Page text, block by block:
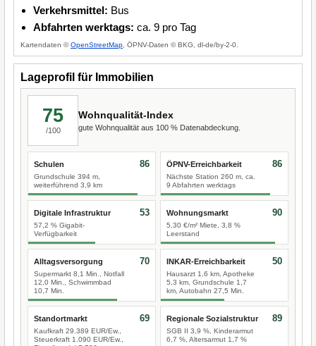
Verkehrsmittel: Bus
Abfahrten werktags: ca. 9 pro Tag
Kartendaten ©OpenStreetMap , ÖPNV-Daten © BKG, dl-de/by-2-0.
Lageprofil für Immobilien
75
/100
Wohnqualität-Index
gute Wohnqualität aus 100 % Datenabdeckung.
Schulen
Grundschule 394 m,
weiterführend 3,9 km
86 ÖPNV-Erreichbarkeit
Nächste Station 260 m, ca.
9 Abfahrten werktags
86
Digitale Infrastruktur
57,2 % Gigabit-
Verfügbarkeit
53 Wohnungsmarkt
5,30 €/m² Miete, 3,8 %
Leerstand
90
Alltagsversorgung
Supermarkt 8,1 Min., Notfall
12,0 Min., Schwimmbad
10,7 Min.
70 INKAR-Erreichbarkeit
Hausarzt 1,6 km, Apotheke
5,3 km, Grundschule 1,7
km, Autobahn 27,5 Min.
50
Standortmarkt
Kaufkraft 29.389 EUR/Ew.,
Steuerkraft 1.090 EUR/Ew.,
69 Regionale Sozialstruktur
SGB II 3,9 %, Kinderarmut
6,7 %, Altersarmut 1,7 %
89